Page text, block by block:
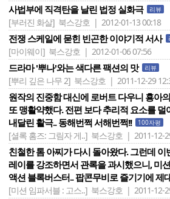
사법부에 직격탄을 날린 법정 실화극 리뷰
[부러진 화살] 북스강호 | 2012-01-13 00:18
전쟁 스케일에 묻힌 빈곤한 이야기적 서사
[마이웨이] 북스강호 | 2012-01-06 07:56
드라마 '뿌나'와는 색다른 팩션의 맛 리뷰
[뿌리 깊은 나무 2] 북스강호 | 2011-12-29
원작의 진중함 대신에 로버트 다우니 횽아
또 맹활약했다. 전편 보다 추리적 요소를
내달린 활극.. 동해번쩍 서해번쩍!!
100자평
[셜록 홈즈: 그림자 게..] 북스강호 | 2011-12-
친철한 톰 아찌가 다시 돌아왔다. 그런데
레이를 강조하면서 관록을 과시했으니, 미
액션 블록버스터.. 팝콘무비로 즐기기에 제
[미션 임파서블 : 고스..] 북스강호 | 2011-12-